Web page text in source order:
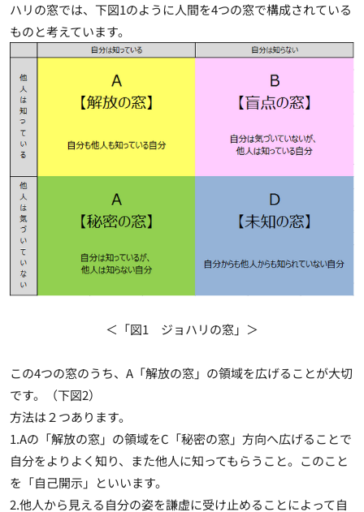
ハリの窓では、下図1のように人間を4つの窓で構成されている
ものと考えています。
＜「図1 ジョハリの窓」＞
この4つの窓のうち、A「解放の窓」の領域を広げることが大切
です。（下図2）
方法は２つあります。
1.Aの「解放の窓」の領域をC「秘密の窓」方向へ広げることで
自分をよりよく知り、また他人に知ってもらうこと。このこと
を「自己開示」といいます。
2.他人から見える自分の姿を謙虚に受け止めることによって自